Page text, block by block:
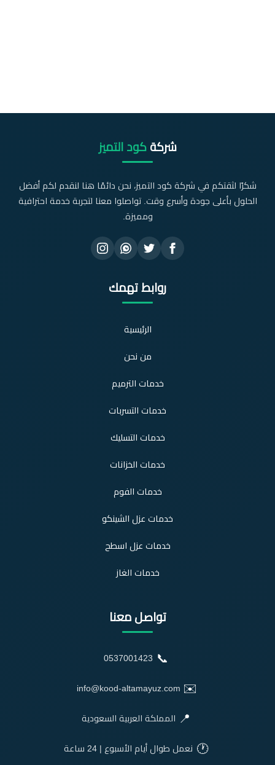
شركةكود التميز
شكرًا لثقتكم في شركة كود التميز، نحن دائمًا هنا لنقدم لكم أفضل
الحلول بأعلى جودة وأسرع وقت. تواصلوا معنا لتجربة خدمة احترافية
ومميزة.
روابط تهمك
الرئيسية
من نحن
خدمات الترميم
خدمات التسربات
خدمات التسليك
خدمات الخزانات
خدمات الفوم
خدمات عزل الشينكو
خدمات عزل اسطح
خدمات الغاز
تواصل معنا
📞
0537001423
✉️
info@kood-altamayuz.com
📍 المملكة العربية السعودية
🕐 نعمل طوال أيام الأسبوع | 24 ساعة